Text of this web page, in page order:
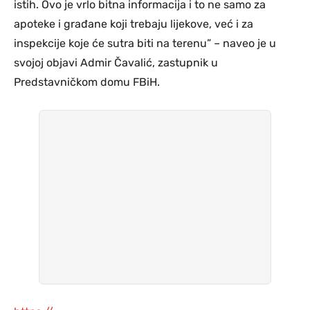
istih. Ovo je vrlo bitna informacija i to ne samo za
apoteke i građane koji trebaju lijekove, već i za
inspekcije koje će sutra biti na terenu” – naveo je u
svojoj objavi Admir Čavalić, zastupnik u
Predstavničkom domu FBiH.